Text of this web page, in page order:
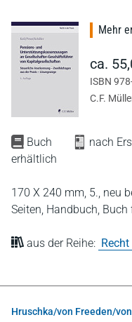
Buch
nach
erhältlich
170 X 240 mm, 5., neu
Seiten, Handbuch, Buch
aus der Reihe:
Mehr
ca.
ISBN
C.F.
Hruschka/von Freeden/